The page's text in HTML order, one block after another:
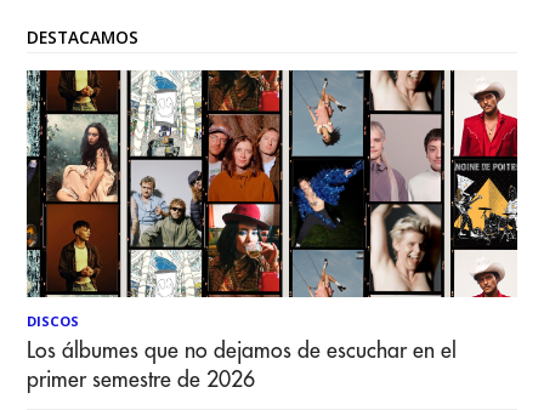
DESTACAMOS
DISCOS
Los álbumes que no dejamos de escuchar en el
primer semestre de 2026